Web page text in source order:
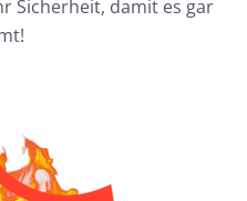
Sicherheit, damit es gar